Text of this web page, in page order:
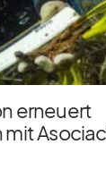
erneuert